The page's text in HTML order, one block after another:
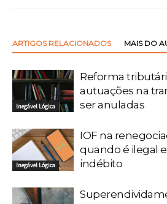
ARTIGOS RELACIONADOS MAIS DO
Inegável Lógica
Reforma
autuações na
ser anuladas
Inegável Lógica
IOF na
quando é ilegal
indébito